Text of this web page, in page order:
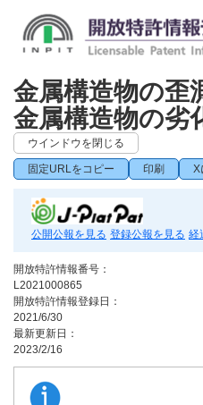
金属構造物の歪
金属構造物の劣
ウインドウを閉じる
固定URLをコピー 印刷 X
公開公報を見る 登録公報を見る 経
開放特許情報番号：
L2021000865
開放特許情報登録日：
2021/6/30
最新更新日：
2023/2/16